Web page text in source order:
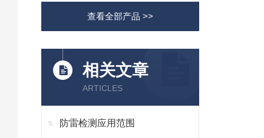
查看全部产品 >>
相关文章
ARTICLES
防雷检测应用范围